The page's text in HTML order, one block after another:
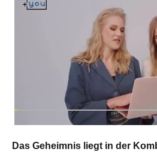
Das Geheimnis liegt in der